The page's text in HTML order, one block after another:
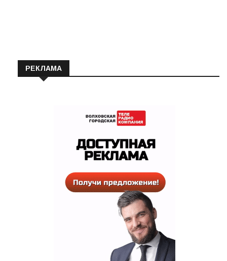
РЕКЛАМА